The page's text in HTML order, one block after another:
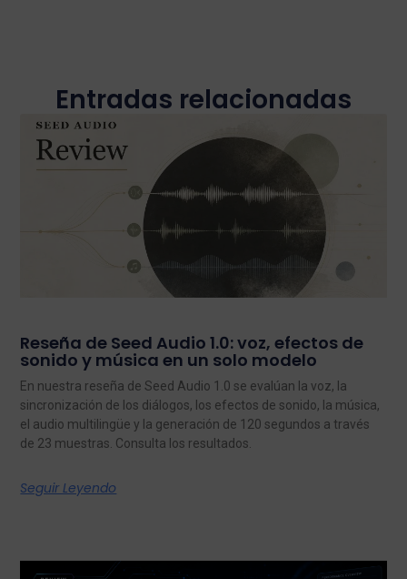
Entradas relacionadas
Reseña de Seed Audio 1.0: voz, efectos de
sonido y música en un solo modelo
En nuestra reseña de Seed Audio 1.0 se evalúan la voz, la
sincronización de los diálogos, los efectos de sonido, la música,
el audio multilingüe y la generación de 120 segundos a través
de 23 muestras. Consulta los resultados.
Seguir Leyendo